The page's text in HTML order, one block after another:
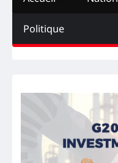
Politique